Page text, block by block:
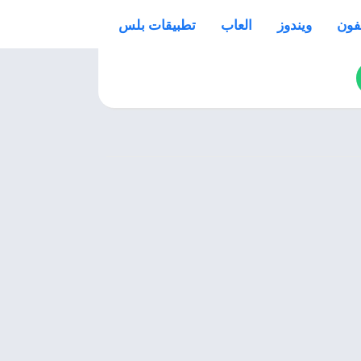
ويندوز العاب تطبيقات بلس